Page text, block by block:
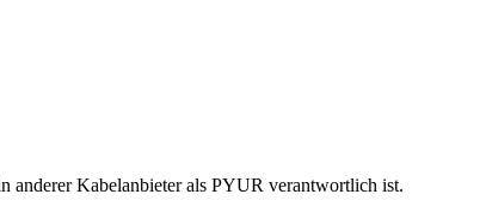
anderer Kabelanbieter als PYUR verantwortlich ist.